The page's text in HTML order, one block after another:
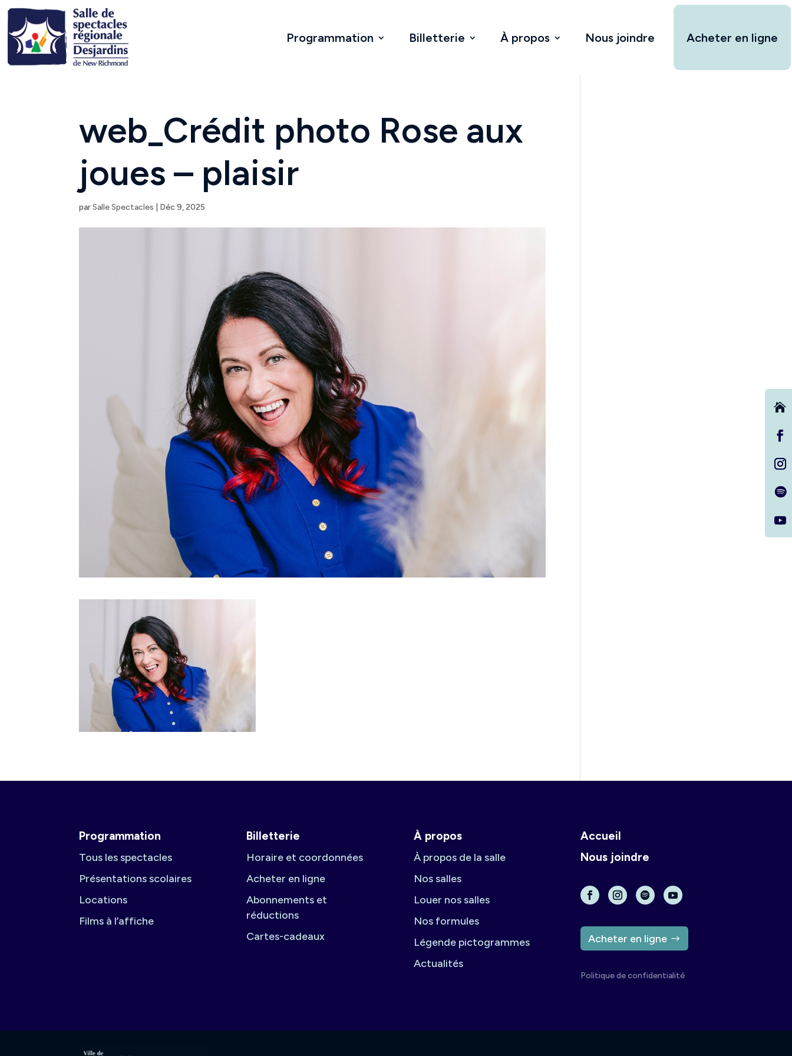
Programmation Billetterie À propos Nous joindre Acheter en ligne
web_Crédit photo Rose aux
joues – plaisir
parSalle Spectacles Déc 9, 2025
Programmation
Tous les spectacles
Présentations scolaires
Locations
Films à l’affiche
Billetterie
Horaire et coordonnées
Acheter en ligne
Abonnements et
réductions
Cartes-cadeaux
À propos
À propos de la salle
Nos salles
Louer nos salles
Nos formules
Légende pictogrammes
Actualités
Accueil
Nous joindre
Acheter en ligne
Politique de confidentialité